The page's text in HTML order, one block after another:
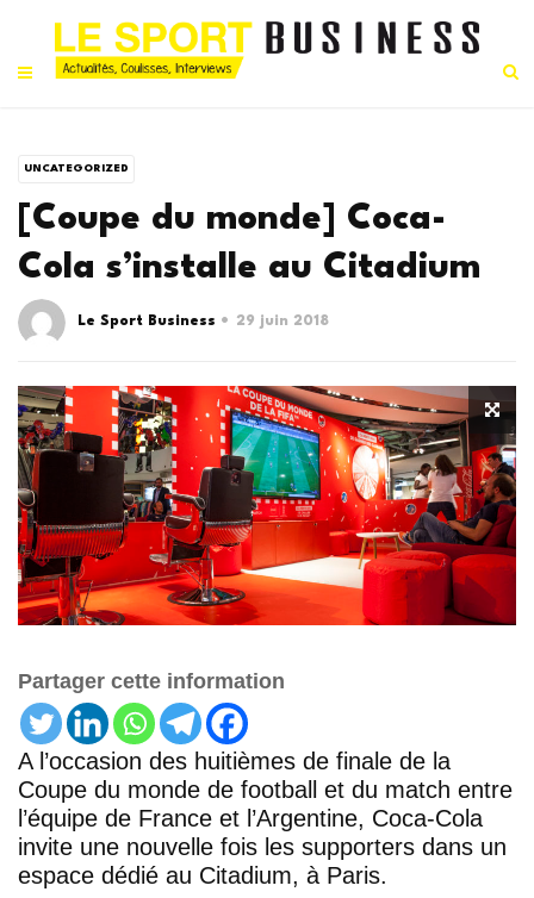
UNCATEGORIZED
[Coupe du monde] Coca-
Cola s’installe au Citadium
Le Sport Business 29 juin 2018
Partager cette information
A l’occasion des huitièmes de finale de la
Coupe du monde de football et du match entre
l’équipe de France et l’Argentine, Coca-Cola
invite une nouvelle fois les supporters dans un
espace dédié au Citadium, à Paris.